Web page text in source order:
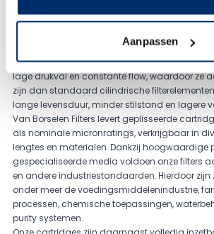
Aanpassen
Geplisseerde filterkaarsen voor optimale
structuur die zorgt voor een extreem groot
compact ontwerp. Hierdoor bieden ze een
lage drukval en constante flow, waardoor ze
zijn dan standaard cilindrische
lange levensduur, minder stilstand en lagere
Van Borselen Filters levert geplisseerde
als nominale micronratings, verkrijgbaar in
lengtes en materialen. Dankzij hoogwaardige
gespecialiseerde media voldoen onze filters
en andere industriestandaarden. Hierdoor zijn
onder meer de voedingsmiddelenindustrie,
processen, chemische toepassingen,
purity systemen.